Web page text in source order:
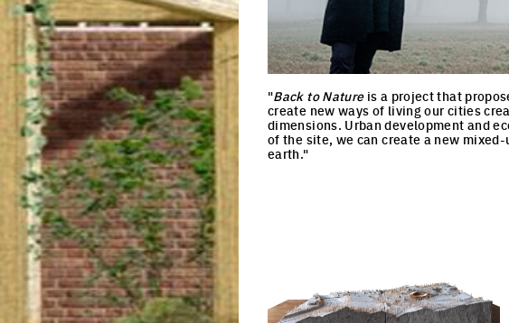
"Back to Natureis a project that
create new ways of living our cities
dimensions. Urban development and
of the site, we can create a new
earth."